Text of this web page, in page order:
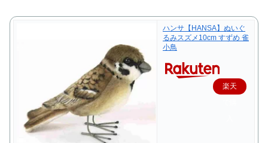
ハンサ【HANSA】ぬいぐ
るみスズメ10cm すずめ 雀
小鳥
楽天